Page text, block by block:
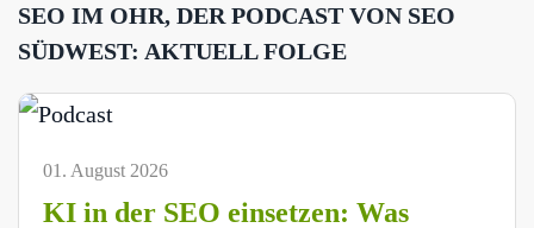
SEO IM OHR, DER PODCAST VON SEO
SÜDWEST: AKTUELL FOLGE
01. August 2026
KI in der SEO einsetzen: Was